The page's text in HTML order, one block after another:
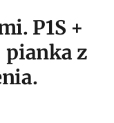
P1S +
pianka z